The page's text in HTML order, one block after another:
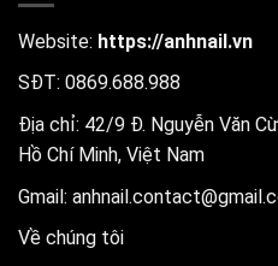
Website: https://anhnail.vn
SĐT: 0869.688.988
Địa chỉ: 42/9 Đ. Nguyễn Văn
Hồ Chí Minh, Việt Nam
Gmail:
Về chúng tôi